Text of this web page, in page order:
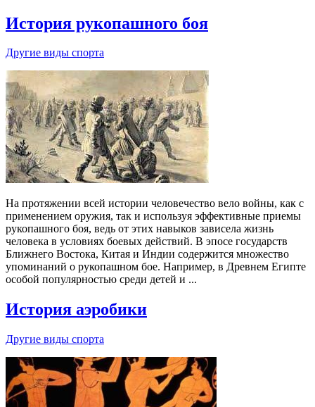
История рукопашного боя
Другие виды спорта
На протяжении всей истории человечество вело войны, как с
применением оружия, так и используя эффективные приемы
рукопашного боя, ведь от этих навыков зависела жизнь
человека в условиях боевых действий. В эпосе государств
Ближнего Востока, Китая и Индии содержится множество
упоминаний о рукопашном бое. Например, в Древнем Египте
особой популярностью среди детей и ...
История аэробики
Другие виды спорта